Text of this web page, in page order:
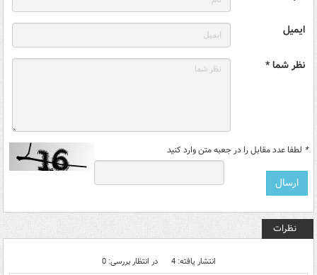
ایمیل
نظر شما *
* لطفا عدد مقابل را در جعبه متن وارد کنید
نظرات
انتشار یافته: 4 در انتظار بررسی: 0